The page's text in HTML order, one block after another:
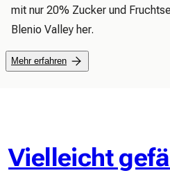
mit nur 20% Zucker und
Mehr erfahren
Vielleicht